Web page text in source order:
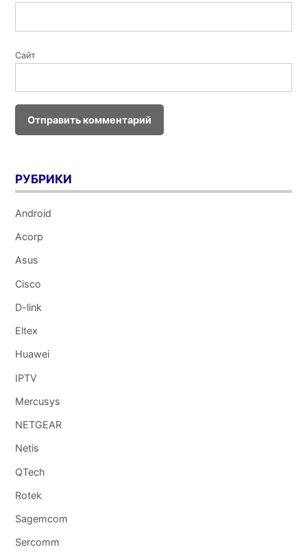
Сайт
РУБРИКИ
Android
Acorp
Asus
Cisco
D-link
Eltex
Huawei
IPTV
Mercusys
NETGEAR
Netis
QTech
Rotek
Sagemcom
Sercomm